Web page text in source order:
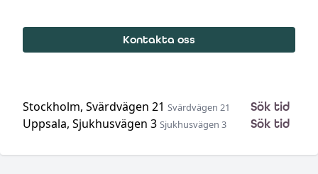
Kontakta oss
Stockholm, Svärdvägen 21 Svärdvägen 21 Sök tid
Uppsala, Sjukhusvägen 3 Sjukhusvägen 3 Sök tid